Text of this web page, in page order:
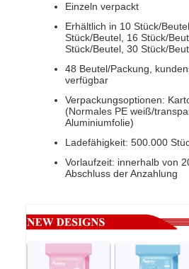
Einzeln verpackt
Erhältlich in 10 Stück/
Stück/Beutel, 16 Stück/
Stück/Beutel, 30 Stück/
48 Beutel/Packung,
verfügbar
Verpackungsoptionen:
(Normales PE weiß/
Aluminiumfolie)
Ladefähigkeit: 500.000
Vorlaufzeit: innerhalb von
Abschluss der Anzahlung